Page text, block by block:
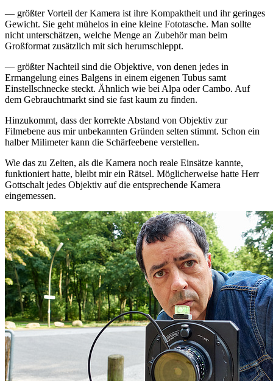
— größter Vorteil der Kamera ist ihre Kompaktheit und ihr geringes
Gewicht. Sie geht mühelos in eine kleine Fototasche. Man sollte
nicht unterschätzen, welche Menge an Zubehör man beim
Großformat zusätzlich mit sich herumschleppt.
— größter Nachteil sind die Objektive, von denen jedes in
Ermangelung eines Balgens in einem eigenen Tubus samt
Einstellschnecke steckt. Ähnlich wie bei Alpa oder Cambo. Auf
dem Gebrauchtmarkt sind sie fast kaum zu finden.
Hinzukommt, dass der korrekte Abstand von Objektiv zur
Filmebene aus mir unbekannten Gründen selten stimmt. Schon ein
halber Milimeter kann die Schärfeebene verstellen.
Wie das zu Zeiten, als die Kamera noch reale Einsätze kannte,
funktioniert hatte, bleibt mir ein Rätsel. Möglicherweise hatte Herr
Gottschalt jedes Objektiv auf die entsprechende Kamera
eingemessen.